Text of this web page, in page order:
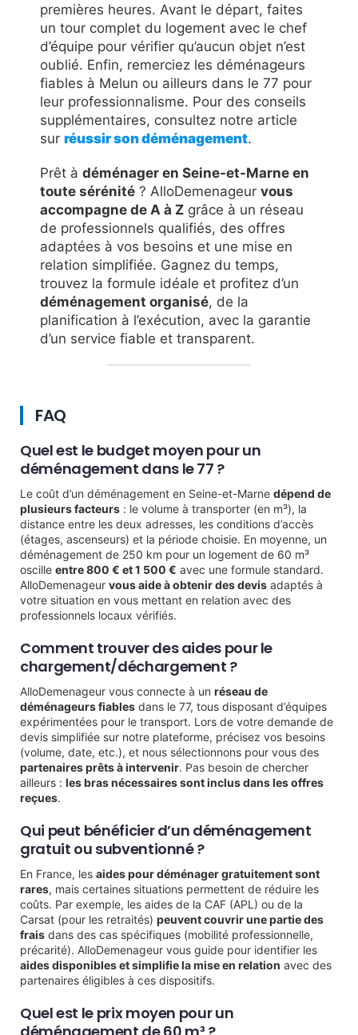
premières heures. Avant le départ, faites
un tour complet du logement avec le chef
d’équipe pour vérifier qu’aucun objet n’est
oublié. Enfin, remerciez les déménageurs
fiables à Melun ou ailleurs dans le 77 pour
leur professionnalisme. Pour des conseils
supplémentaires, consultez notre article
sur réussir son déménagement.
Prêt à déménager en Seine-et-Marne en
toute sérénité? AlloDemenageur vous
accompagne de A à Zgrâce à un réseau
de professionnels qualifiés, des offres
adaptées à vos besoins et une mise en
relation simplifiée. Gagnez du temps,
trouvez la formule idéale et profitez d’un
déménagement organisé, de la
planification à l’exécution, avec la garantie
d’un service fiable et transparent.
FAQ
Quel est le budget moyen pour un
déménagement dans le 77 ?
Le coût d’un déménagement en Seine-et-Marne dépend de
plusieurs facteurs : le volume à transporter (en m³), la
distance entre les deux adresses, les conditions d’accès
(étages, ascenseurs) et la période choisie. En moyenne, un
déménagement de 250 km pour un logement de 60 m³
oscille entre 800 € et 1 500 € avec une formule standard.
AlloDemenageur vous aide à obtenir des devis adaptés à
votre situation en vous mettant en relation avec des
professionnels locaux vérifiés.
Comment trouver des aides pour le
chargement/déchargement ?
AlloDemenageur vous connecte à un réseau de
déménageurs fiables dans le 77, tous disposant d’équipes
expérimentées pour le transport. Lors de votre demande de
devis simplifiée sur notre plateforme, précisez vos besoins
(volume, date, etc.), et nous sélectionnons pour vous des
partenaires prêts à intervenir. Pas besoin de chercher
ailleurs : les bras nécessaires sont inclus dans les offres
reçues.
Qui peut bénéficier d’un déménagement
gratuit ou subventionné ?
En France, les aides pour déménager gratuitement sont
rares, mais certaines situations permettent de réduire les
coûts. Par exemple, les aides de la CAF (APL) ou de la
Carsat (pour les retraités) peuvent couvrir une partie des
frais dans des cas spécifiques (mobilité professionnelle,
précarité). AlloDemenageur vous guide pour identifier les
aides disponibles et simplifie la mise en relation avec des
partenaires éligibles à ces dispositifs.
Quel est le prix moyen pour un